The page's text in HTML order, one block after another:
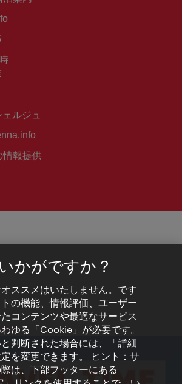
ルジュ
情報提供
かがですか？
ススメはいたしません。です
の機能、情報評価、ユーザー
コンテンツや最適なサービス
ゆる「Cookie」が必要です。
判断された場合には、「詳細
を変更できます。 ヒント：サ
は、下部フッターにある